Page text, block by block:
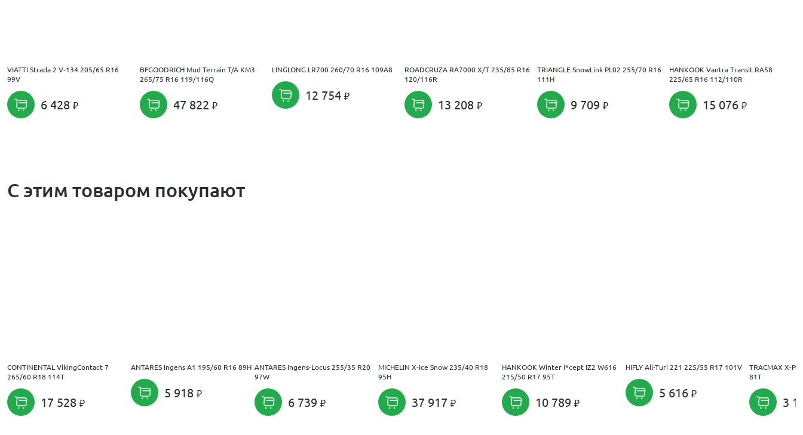
VIATTI Strada 2 V-134 205/65 R16
99V
6 428
BFGOODRICH Mud Terrain T/A KM3
265/75 R16 119/116Q
47 822
LINGLONG LR700 260/70 R16 109A8
12 754
ROADCRUZA RA7000 X/T 235/85 R16
120/116R
13 208
TRIANGLE SnowLink PL02 255/70 R16
111H
9 709
HANKOOK Vantra Transit RA58
225/65 R16 112/110R
15 076
С этим товаром покупают
CONTINENTAL VikingContact 7
265/60 R18 114T
17 528
ANTARES Ingens A1 195/60 R16 89H
5 918
ANTARES Ingens-Locus 255/35 R20
97W
6 739
MICHELIN X-Ice Snow 235/40 R18
95H
37 917
HANKOOK Winter i*cept IZ2 W616
215/50 R17 95T
10 789
HIFLY All-Turi 221 225/55 R17 101V
5 616
TRACMAX X-
81T
3